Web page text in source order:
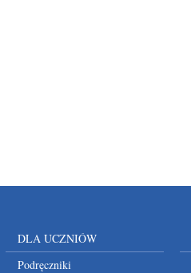
DLA UCZNIÓW
Podręczniki